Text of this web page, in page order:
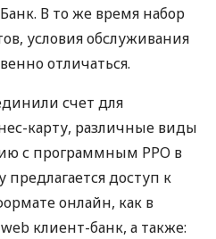
В то же время набор
условия обслуживания
отличаться.
счет для
карту, различные виды
с программным РРО в
доступ к
онлайн, как в
клиент-банк, а также: